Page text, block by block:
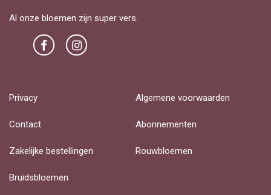
Al onze bloemen zijn super vers.
Privacy Algemene voorwaarden
Contact Abonnementen
Zakelijke bestellingen Rouwbloemen
Bruidsbloemen